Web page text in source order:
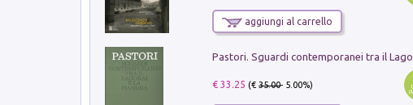
aggiungi al carrello
€ 33.25 (€35.00- 5.00%)